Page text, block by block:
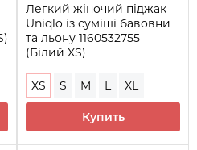
Легкий жіночий піджак
Uniqlo із суміші бавовни
та льону 1160532755
(Білий XS)
XS S M L XL
Купить